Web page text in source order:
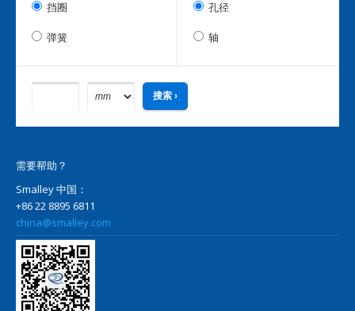
挡圈
弹簧
孔径
轴
需要帮助？
Smalley 中国：
+86 22 8895 6811
china@smalley.com